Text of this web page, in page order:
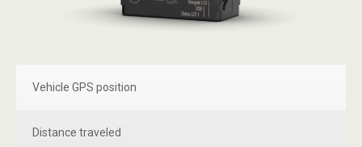
Vehicle GPS position
Distance traveled